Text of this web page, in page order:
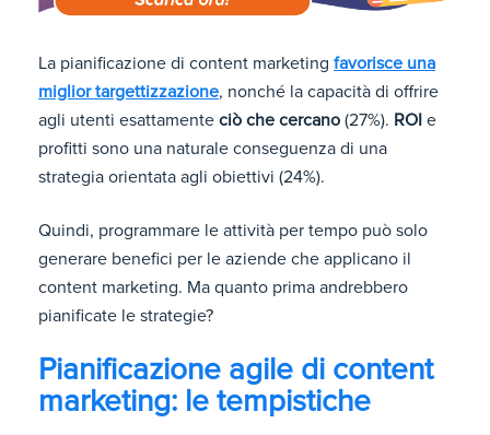
La pianificazione di content marketing favorisce una
miglior targettizzazione, nonché la capacità di offrire
agli utenti esattamente ciò che cercano (27%). ROI e
profitti sono una naturale conseguenza di una
strategia orientata agli obiettivi (24%).
Quindi, programmare le attività per tempo può solo
generare benefici per le aziende che applicano il
content marketing. Ma quanto prima andrebbero
pianificate le strategie?
Pianificazione agile di content
marketing: le tempistiche